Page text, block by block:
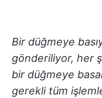
Bir düğmeye
gönderiliyor, her
bir düğmeye
gerekli tüm